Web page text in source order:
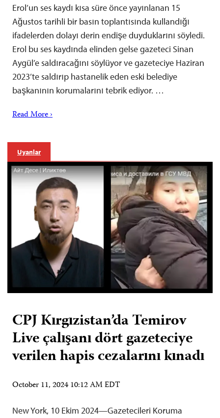
Erol’un ses kaydı kısa süre önce yayınlanan 15
Ağustos tarihli bir basın toplantısında kullandığı
ifadelerden dolayı derin endişe duyduklarını söyledi.
Erol bu ses kaydında elinden gelse gazeteci Sinan
Aygül’e saldıracağını söylüyor ve gazeteciye Haziran
2023’te saldırıp hastanelik eden eski belediye
başkanının korumalarını tebrik ediyor. …
Read More ›
Uyarılar
CPJ Kırgızistan’da Temirov
Live çalışanı dört gazeteciye
verilen hapis cezalarını kınadı
October 11, 2024 10:12 AM EDT
New York, 10 Ekim 2024—Gazetecileri Koruma